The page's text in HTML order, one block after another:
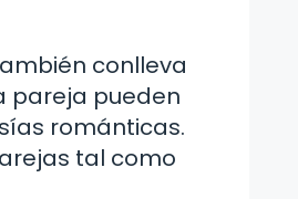
conlleva
pareja pueden
románticas.
tal como